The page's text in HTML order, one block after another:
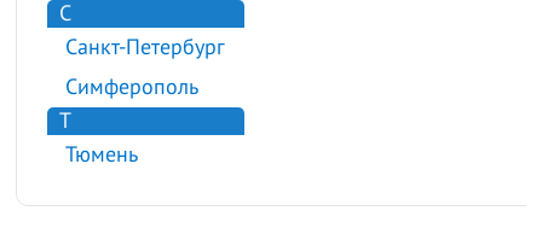
С
Санкт-Петербург
Симферополь
Т
Тюмень